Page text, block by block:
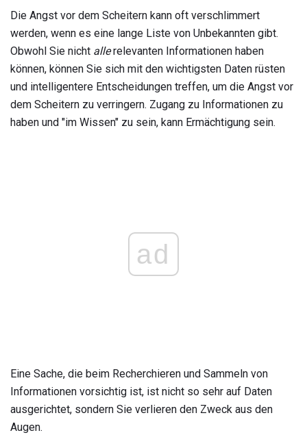
Die Angst vor dem Scheitern kann oft verschlimmert
werden, wenn es eine lange Liste von Unbekannten gibt.
Obwohl Sie nicht allerelevanten Informationen haben
können, können Sie sich mit den wichtigsten Daten rüsten
und intelligentere Entscheidungen treffen, um die Angst vor
dem Scheitern zu verringern. Zugang zu Informationen zu
haben und "im Wissen" zu sein, kann Ermächtigung sein.
ad
Eine Sache, die beim Recherchieren und Sammeln von
Informationen vorsichtig ist, ist nicht so sehr auf Daten
ausgerichtet, sondern Sie verlieren den Zweck aus den
Augen.